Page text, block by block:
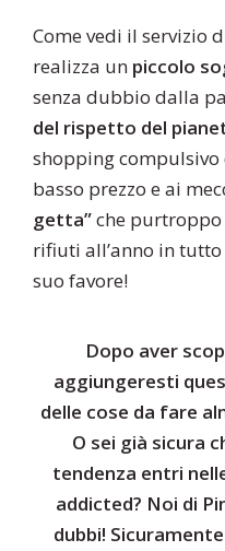
Come vedi il servizio
realizza un piccolo
senza dubbio dalla
del rispetto del
shopping
basso prezzo e ai
getta”che
rifiuti all’anno in
suo favore!
Dopo aver
aggiungeresti
delle cose da fare
O sei già sicura
tendenza entri
addicted? Noi di
dubbi!